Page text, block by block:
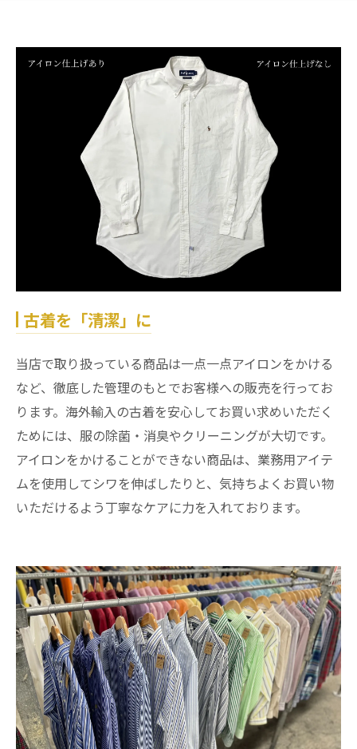
古着を「清潔」に
当店で取り扱っている商品は一点一点アイロンをかける
など、徹底した管理のもとでお客様への販売を行ってお
ります。海外輸入の古着を安心してお買い求めいただく
ためには、服の除菌・消臭やクリーニングが大切です。
アイロンをかけることができない商品は、業務用アイテ
ムを使用してシワを伸ばしたりと、気持ちよくお買い物
いただけるよう丁寧なケアに力を入れております。